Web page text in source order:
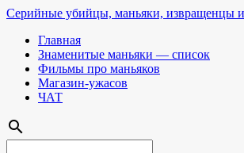
Серийные убийцы, маньяки, извращенцы
Главная
Знаменитые маньяки — список
Фильмы про маньяков
Магазин-ужасов
ЧАТ
search